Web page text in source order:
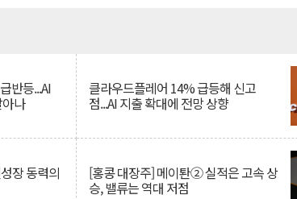
반등...AI
나
클라우드플레어 14% 급등해 신고
점...AI 지출 확대에 전망 상향
장 동력의 [홍콩 대장주] 메이퇀② 실적은 고속 상
승, 밸류는 역대 저점